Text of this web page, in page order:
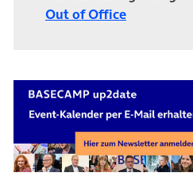
Out of Office